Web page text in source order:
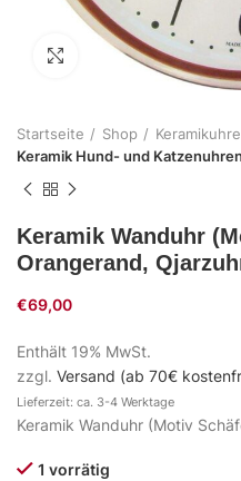
Zum Vergrößern klicken
Startseite Shop
Keramik Hund- und Katzenuhren
Keramik Wanduhr
Orangerand,
€69,00
Enthält 19% MwSt.
zzgl. Versand (ab 70€
Lieferzeit: ca. 3-4 Werktage
Keramik Wanduhr (Motiv
1 vorrätig